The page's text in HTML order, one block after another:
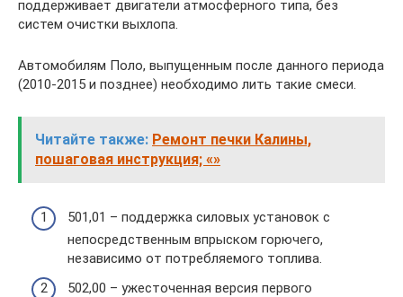
поддерживает двигатели атмосферного типа, без
систем очистки выхлопа.
Автомобилям Поло, выпущенным после данного периода
(2010-2015 и позднее) необходимо лить такие смеси.
Читайте также: Ремонт печки Калины,
пошаговая инструкция; «»
501,01 – поддержка силовых установок с
непосредственным впрыском горючего,
независимо от потребляемого топлива.
502,00 – ужесточенная версия первого